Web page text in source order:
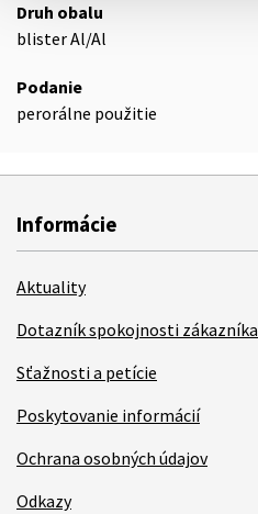
Druh obalu
blister Al/Al
Podanie
perorálne použitie
Informácie
Aktuality
Dotazník spokojnosti zákazníka
Sťažnosti a petície
Poskytovanie informácií
Ochrana osobných údajov
Odkazy